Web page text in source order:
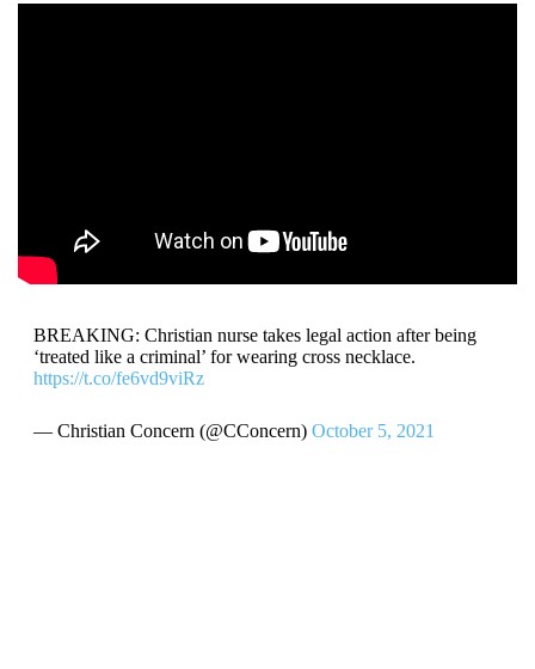
BREAKING: Christian nurse takes legal action after being
‘treated like a criminal’ for wearing cross necklace.
https://t.co/fe6vd9viRz
— Christian Concern (@CConcern) October 5, 2021